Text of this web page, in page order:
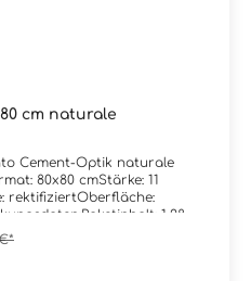
cm naturale
80x80 cmStärke: 11
1,28